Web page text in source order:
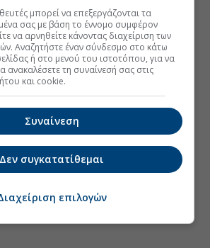
μπορεί να επεξεργάζονται τα
σας με βάση το έννομο συμφέρον
να αρνηθείτε κάνοντας διαχείριση των
Αναζητήστε έναν σύνδεσμο στο κάτω
ή στο μενού του ιστοτόπου, για να
ανακαλέσετε τη συναίνεσή σας στις
και cookie.
Συναίνεση
Δεν συγκατατίθεμαι
επιλογών